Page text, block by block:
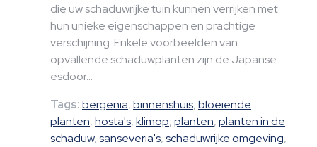
die uw schaduwrijke tuin kunnen verrijken met
hun unieke eigenschappen en prachtige
verschijning. Enkele voorbeelden van
opvallende schaduwplanten zijn de Japanse
esdoor…
Tags:bergenia,binnenshuis,bloeiende
planten,hosta's,klimop,planten,planten in de
schaduw,sanseveria's,schaduwrijke omgeving,